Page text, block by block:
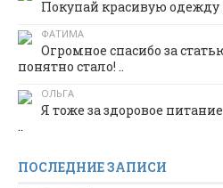
Покупай красивую одежду
ФАТИМА
Огромное спасибо за
понятно стало! ..
ОЛЬГА
Я тоже за здоровое
..
ПОСЛЕДНИЕ ЗАПИСИ